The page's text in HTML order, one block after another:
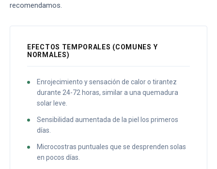
recomendamos.
EFECTOS TEMPORALES (COMUNES Y
NORMALES)
Enrojecimiento y sensación de calor o tirantez
durante 24-72 horas, similar a una quemadura
solar leve.
Sensibilidad aumentada de la piel los primeros
días.
Microcostras puntuales que se desprenden solas
en pocos días.